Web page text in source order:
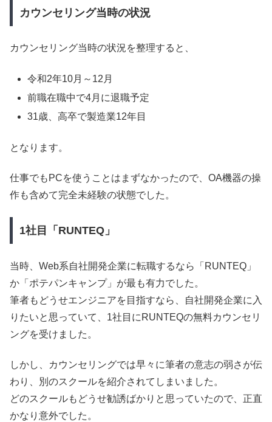
カウンセリング当時の状況
カウンセリング当時の状況を整理すると、
令和2年10月～12月
前職在職中で4月に退職予定
31歳、高卒で製造業12年目
となります。
仕事でもPCを使うことはまずなかったので、OA機器の操
作も含めて完全未経験の状態でした。
1社目「RUNTEQ」
当時、Web系自社開発企業に転職するなら「RUNTEQ」
か「ポテパンキャンプ」が最も有力でした。
筆者もどうせエンジニアを目指すなら、自社開発企業に入
りたいと思っていて、1社目にRUNTEQの無料カウンセリ
ングを受けました。
しかし、カウンセリングでは早々に筆者の意志の弱さが伝
わり、別のスクールを紹介されてしまいました。
どのスクールもどうせ勧誘ばかりと思っていたので、正直
かなり意外でした。